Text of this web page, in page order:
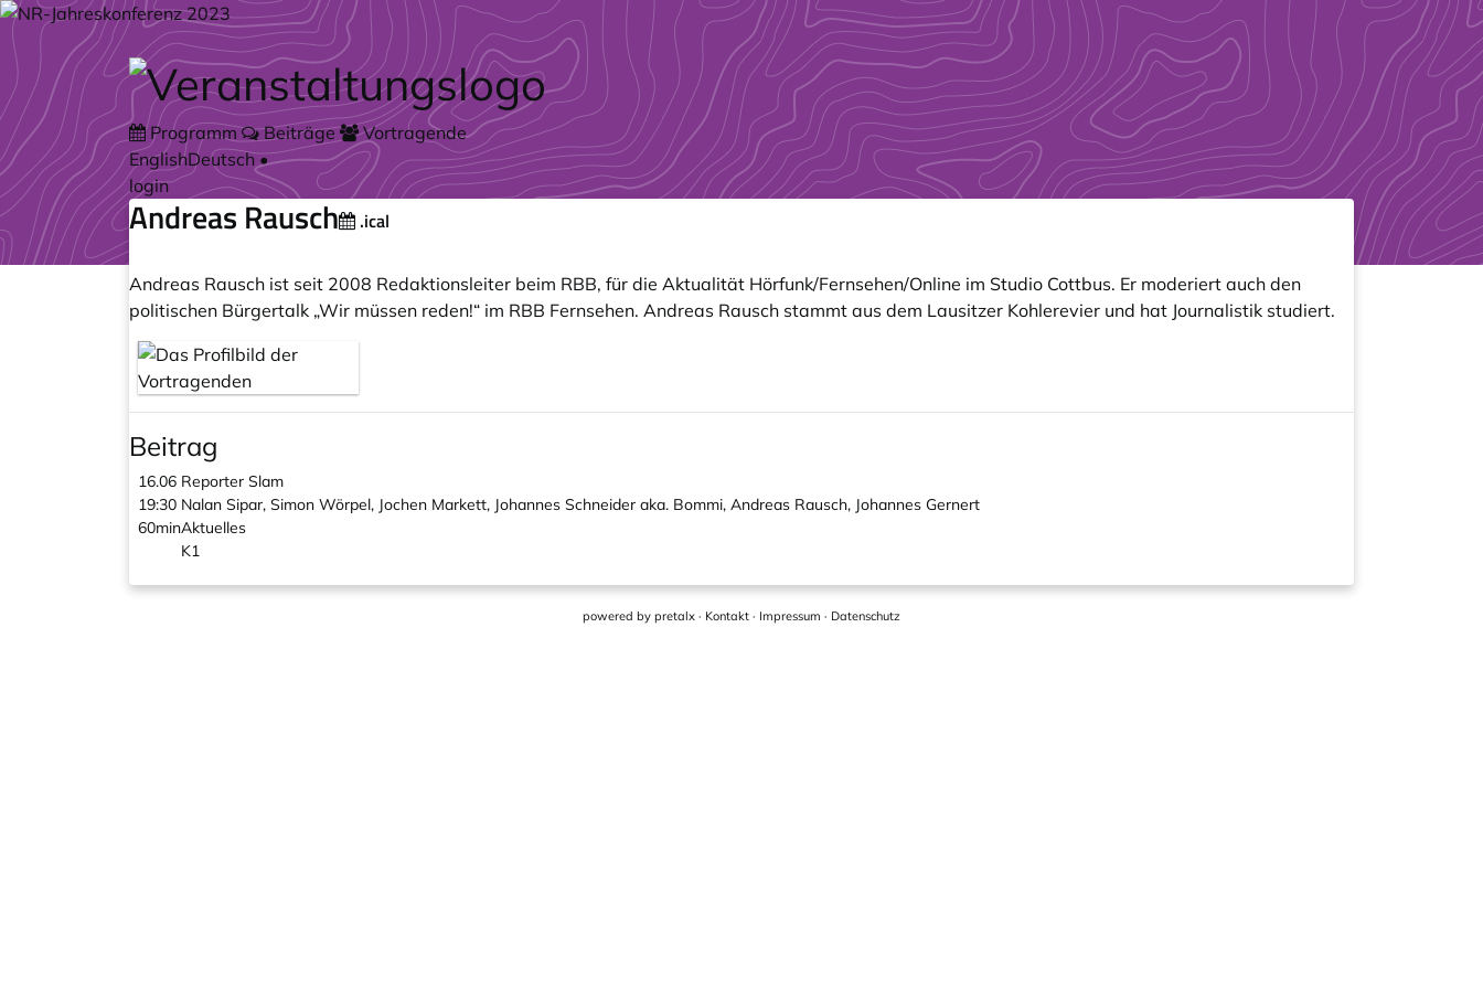
Zum Hauptteil springen
Programm Beiträge
Vortragende
EnglishDeutsch•
login
Andreas Rausch .ical
Andreas Rausch ist seit 2008 Redaktionsleiter beim RBB, für die Aktualität Hörfunk/Fernsehen/Online im Studio Cottbus. Er moderiert auch den
politischen Bürgertalk „Wir müssen reden!“ im RBB Fernsehen. Andreas Rausch stammt aus dem Lausitzer Kohlerevier und hat Journalistik studiert.
Beitrag
16.06
19:30
60min
Reporter Slam
Nalan Sipar, Simon Wörpel, Jochen Markett, Johannes Schneider aka. Bommi, Andreas Rausch, Johannes Gernert
Aktuelles
K1
powered by pretalx · Kontakt · Impressum · Datenschutz